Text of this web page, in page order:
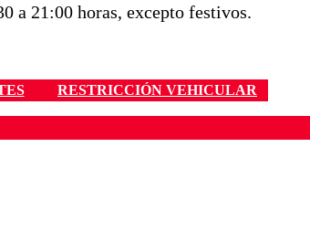
a 21:00 horas, excepto festivos.
RESTRICCIÓN VEHICULAR